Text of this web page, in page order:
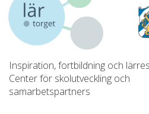
Inspiration, fortbildning och
Center för skolutveckling och
samarbetspartners